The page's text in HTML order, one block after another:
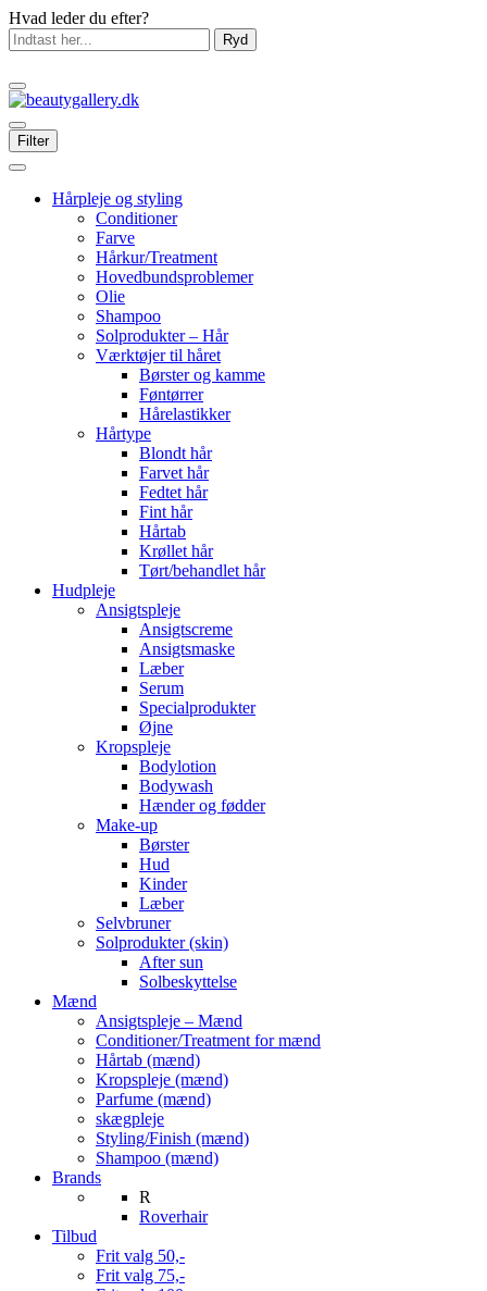
Hvad leder du efter?
Ryd
Filter
Hårpleje og styling
Conditioner
Farve
Hårkur/Treatment
Hovedbundsproblemer
Olie
Shampoo
Solprodukter – Hår
Værktøjer til håret
Børster og kamme
Føntørrer
Hårelastikker
Hårtype
Blondt hår
Farvet hår
Fedtet hår
Fint hår
Hårtab
Krøllet hår
Tørt/behandlet hår
Hudpleje
Ansigtspleje
Ansigtscreme
Ansigtsmaske
Læber
Serum
Specialprodukter
Øjne
Kropspleje
Bodylotion
Bodywash
Hænder og fødder
Make-up
Børster
Hud
Kinder
Læber
Selvbruner
Solprodukter (skin)
After sun
Solbeskyttelse
Mænd
Ansigtspleje – Mænd
Conditioner/Treatment for mænd
Hårtab (mænd)
Kropspleje (mænd)
Parfume (mænd)
skægpleje
Styling/Finish (mænd)
Shampoo (mænd)
Brands
R
Roverhair
Tilbud
Frit valg 50,-
Frit valg 75,-